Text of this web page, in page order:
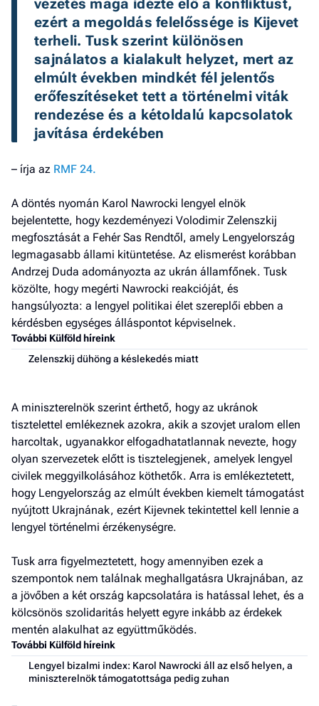
vezetés maga idézte elő a konfliktust,
ezért a megoldás felelőssége is Kijevet
terheli. Tusk szerint különösen
sajnálatos a kialakult helyzet, mert az
elmúlt években mindkét fél jelentős
erőfeszítéseket tett a történelmi viták
rendezése és a kétoldalú kapcsolatok
javítása érdekében
– írja az RMF 24.
A döntés nyomán Karol Nawrocki lengyel elnök
bejelentette, hogy kezdeményezi Volodimir Zelenszkij
megfosztását a Fehér Sas Rendtől, amely Lengyelország
legmagasabb állami kitüntetése. Az elismerést korábban
Andrzej Duda adományozta az ukrán államfőnek. Tusk
közölte, hogy megérti Nawrocki reakcióját, és
hangsúlyozta: a lengyel politikai élet szereplői ebben a
kérdésben egységes álláspontot képviselnek.
További Külföld híreink
Zelenszkij dühöng a késlekedés miatt
A miniszterelnök szerint érthető, hogy az ukránok
tisztelettel emlékeznek azokra, akik a szovjet uralom ellen
harcoltak, ugyanakkor elfogadhatatlannak nevezte, hogy
olyan szervezetek előtt is tisztelegjenek, amelyek lengyel
civilek meggyilkolásához köthetők. Arra is emlékeztetett,
hogy Lengyelország az elmúlt években kiemelt támogatást
nyújtott Ukrajnának, ezért Kijevnek tekintettel kell lennie a
lengyel történelmi érzékenységre.
Tusk arra figyelmeztetett, hogy amennyiben ezek a
szempontok nem találnak meghallgatásra Ukrajnában, az
a jövőben a két ország kapcsolatára is hatással lehet, és a
kölcsönös szolidaritás helyett egyre inkább az érdekek
mentén alakulhat az együttműködés.
További Külföld híreink
Lengyel bizalmi index: Karol Nawrocki áll az első helyen, a
miniszterelnök támogatottsága pedig zuhan